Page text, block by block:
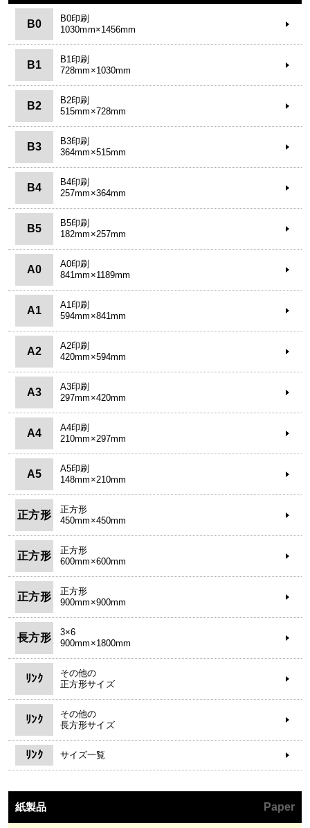
B0
B0印刷
1030mm×1456mm
B1
B1印刷
728mm×1030mm
B2
B2印刷
515mm×728mm
B3
B3印刷
364mm×515mm
B4
B4印刷
257mm×364mm
B5
B5印刷
182mm×257mm
A0
A0印刷
841mm×1189mm
A1
A1印刷
594mm×841mm
A2
A2印刷
420mm×594mm
A3
A3印刷
297mm×420mm
A4
A4印刷
210mm×297mm
A5
A5印刷
148mm×210mm
正方形
正方形
450mm×450mm
正方形
正方形
600mm×600mm
正方形
正方形
900mm×900mm
長方形
3×6
900mm×1800mm
ﾘﾝｸ
その他の
正方形サイズ
ﾘﾝｸ
その他の
長方形サイズ
ﾘﾝｸ サイズ一覧
紙製品 Paper